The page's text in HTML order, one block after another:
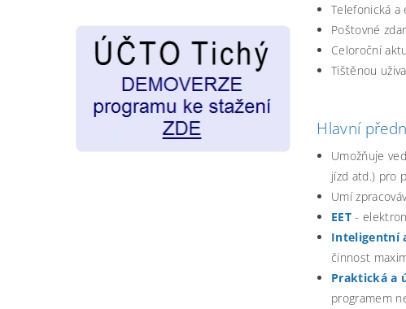
Telefonická a
Poštovné
Celoroční
Tištěnou
Hlavní
Umožňuje
jízd atd.) pro
Umí
EET-
Inteligentní
činnost
Praktická a
programem